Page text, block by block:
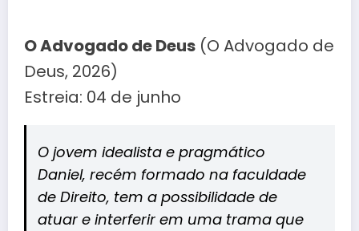
O Advogado de Deus (O Advogado de
Deus, 2026)
Estreia: 04 de junho
O jovem idealista e pragmático
Daniel, recém formado na faculdade
de Direito, tem a possibilidade de
atuar e interferir em uma trama que